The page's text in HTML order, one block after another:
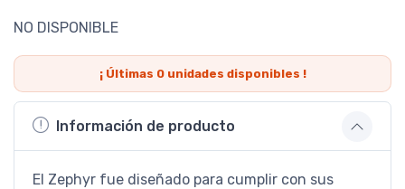
NO DISPONIBLE
¡ Últimas 0unidades disponibles !
Información de producto
El Zephyr fue diseñado para cumplir con sus